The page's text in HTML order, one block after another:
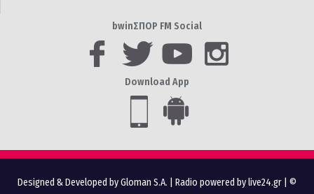
bwinΣΠΟΡ FM Social
Download App
Designed & Developed by Gloman S.A. Radio powered by live24.gr | ©